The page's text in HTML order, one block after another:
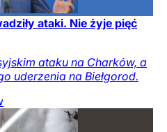
ataki. Nie żyje pięć
ataku na Charków, a
uderzenia na Biełgorod.